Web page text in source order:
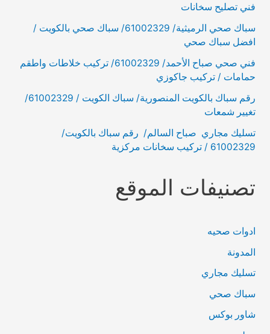
فني تصليح سخانات
سباك صحي الرميثية/ 61002329/ سباك صحي بالكويت /
افضل سباك صحي
فني صحي صباح الأحمد/ 61002329/ تركيب خلاطات واطقم
حمامات / تركيب جاكوزي
رقم سباك بالكويت المنصورية/ سباك الكويت / 61002329/
تغيير شمعات
تسليك مجاري صباح السالم/ رقم سباك بالكويت/
61002329 / تركيب سخانات مركزية
تصنيفات الموقع
ادوات صحيه
المدونة
تسليك مجاري
سباك صحي
شاور بوكس